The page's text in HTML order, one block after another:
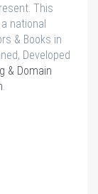
This
national
& Books in
Developed
& Domain